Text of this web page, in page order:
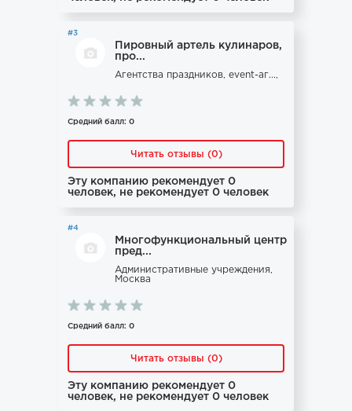
#3
Пировный артель кулинаров,
про...
Агентства праздников, event-аг...,
Средний балл: 0
Читать отзывы (0)
Эту компанию рекомендует 0
человек, не рекомендует 0 человек
#4
Многофункциональный центр
пред...
Административные учреждения,
Москва
Средний балл: 0
Читать отзывы (0)
Эту компанию рекомендует 0
человек, не рекомендует 0 человек